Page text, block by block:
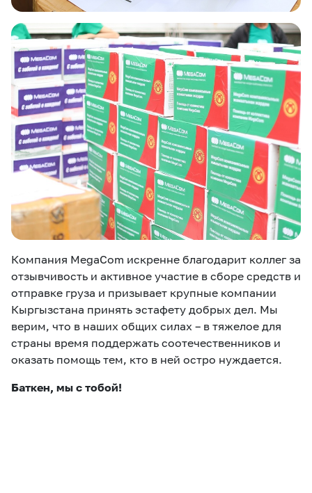
Компания MegaCom искренне благодарит коллег за
отзывчивость и активное участие в сборе средств и
отправке груза и призывает крупные компании
Кыргызстана принять эстафету добрых дел. Мы
верим, что в наших общих силах – в тяжелое для
страны время поддержать соотечественников и
оказать помощь тем, кто в ней остро нуждается.
Баткен, мы с тобой!